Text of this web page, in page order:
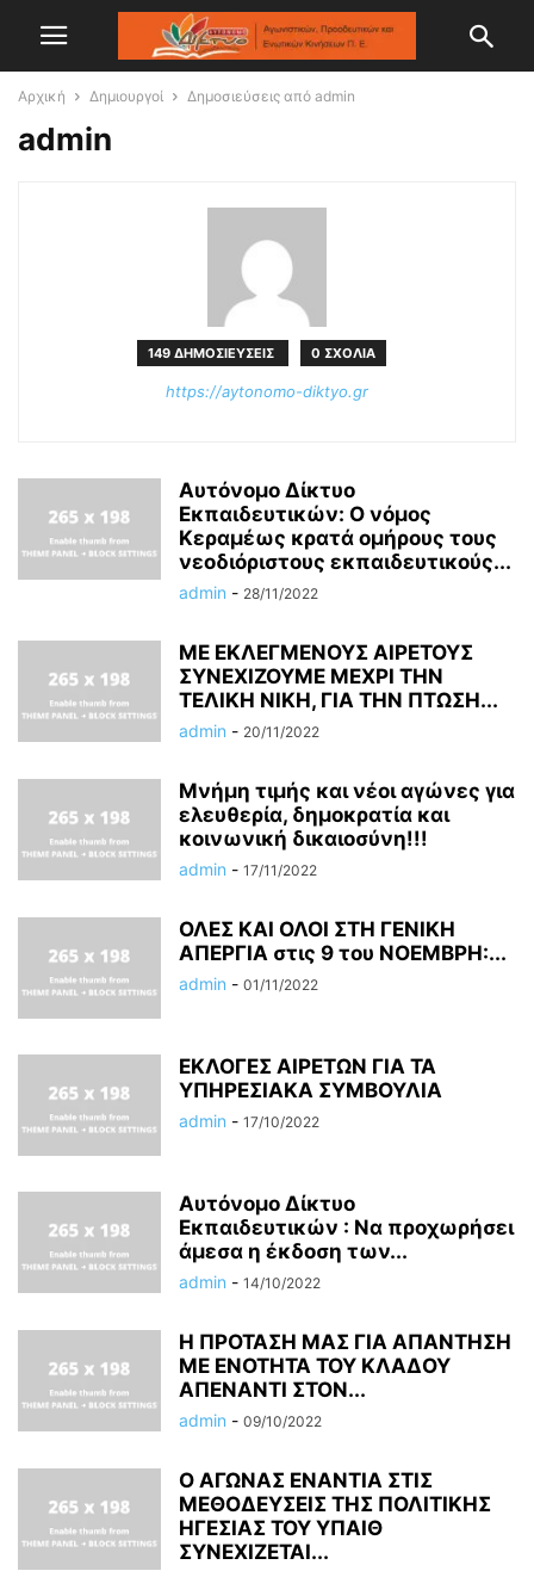
Αρχική Δημιουργοί Δημοσιεύσεις από admin
admin
149 ΔΗΜΟΣΙΕΥΣΕΙΣ 0 ΣΧΟΛΙΑ
https://aytonomo-diktyo.gr
Αυτόνομο Δίκτυο
Εκπαιδευτικών: Ο νόμος
Κεραμέως κρατά ομήρους τους
νεοδιόριστους εκπαιδευτικούς...
admin - 28/11/2022
ΜΕ ΕΚΛΕΓΜΕΝΟΥΣ ΑΙΡΕΤΟΥΣ
ΣΥΝΕΧΙΖΟΥΜΕ ΜΕΧΡΙ ΤΗΝ
ΤΕΛΙΚΗ ΝΙΚΗ, ΓΙΑ ΤΗΝ ΠΤΩΣΗ...
admin - 20/11/2022
Μνήμη τιμής και νέοι αγώνες για
ελευθερία, δημοκρατία και
κοινωνική δικαιοσύνη!!!
admin - 17/11/2022
ΟΛΕΣ ΚΑΙ ΟΛΟΙ ΣΤΗ ΓΕΝΙΚΗ
ΑΠΕΡΓΙΑ στις 9 του ΝΟΕΜΒΡΗ:...
admin - 01/11/2022
ΕΚΛΟΓΕΣ ΑΙΡΕΤΩΝ ΓΙΑ ΤΑ
ΥΠΗΡΕΣΙΑΚΑ ΣΥΜΒΟΥΛΙΑ
admin - 17/10/2022
Αυτόνομο Δίκτυο
Εκπαιδευτικών : Να προχωρήσει
άμεσα η έκδοση των...
admin - 14/10/2022
Η ΠΡΟΤΑΣΗ ΜΑΣ ΓΙΑ ΑΠΑΝΤΗΣΗ
ΜΕ ΕΝΟΤΗΤΑ ΤΟΥ ΚΛΑΔΟΥ
ΑΠΕΝΑΝΤΙ ΣΤΟΝ...
admin - 09/10/2022
Ο ΑΓΩΝΑΣ ΕΝΑΝΤΙΑ ΣΤΙΣ
ΜΕΘΟΔΕΥΣΕΙΣ ΤΗΣ ΠΟΛΙΤΙΚΗΣ
ΗΓΕΣΙΑΣ ΤΟΥ ΥΠΑΙΘ
ΣΥΝΕΧΙΖΕΤΑΙ...